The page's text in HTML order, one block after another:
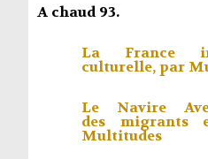
A chaud 93.
La France
culturelle, par
Le Navire
des migrants
Multitudes